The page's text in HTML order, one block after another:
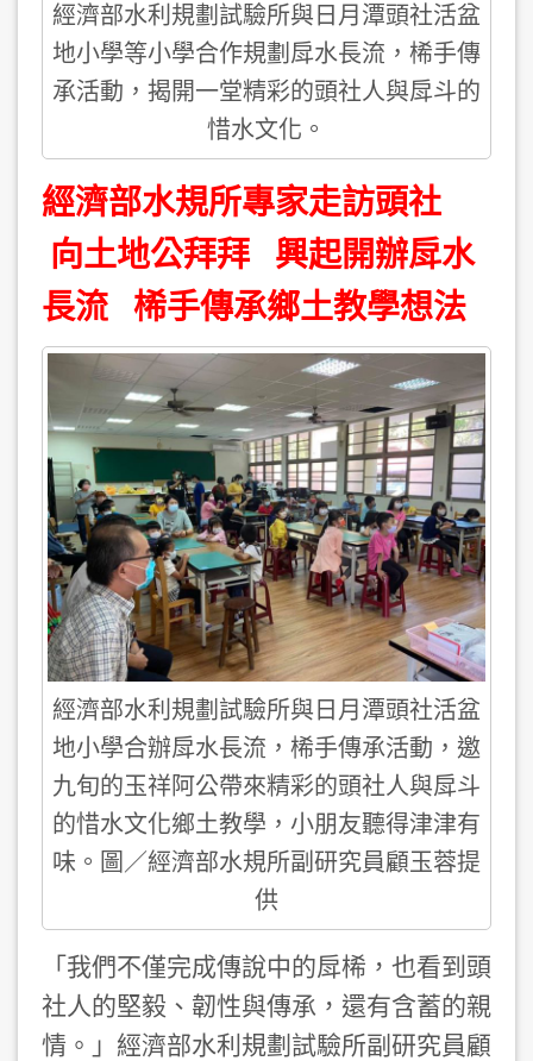
經濟部水利規劃試驗所與日月潭頭社活盆
地小學等小學合作規劃戽水長流，桸手傳
承活動，揭開一堂精彩的頭社人與戽斗的
惜水文化。
經濟部水規所專家走訪頭社
向土地公拜拜 興起開辦戽水
長流 桸手傳承鄉土教學想法
經濟部水利規劃試驗所與日月潭頭社活盆
地小學合辦戽水長流，桸手傳承活動，邀
九旬的玉祥阿公帶來精彩的頭社人與戽斗
的惜水文化鄉土教學，小朋友聽得津津有
味。圖／經濟部水規所副研究員顧玉蓉提
供
「我們不僅完成傳說中的戽桸，也看到頭
社人的堅毅、韌性與傳承，還有含蓄的親
情。」經濟部水利規劃試驗所副研究員顧